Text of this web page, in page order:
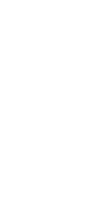
a kockázatát